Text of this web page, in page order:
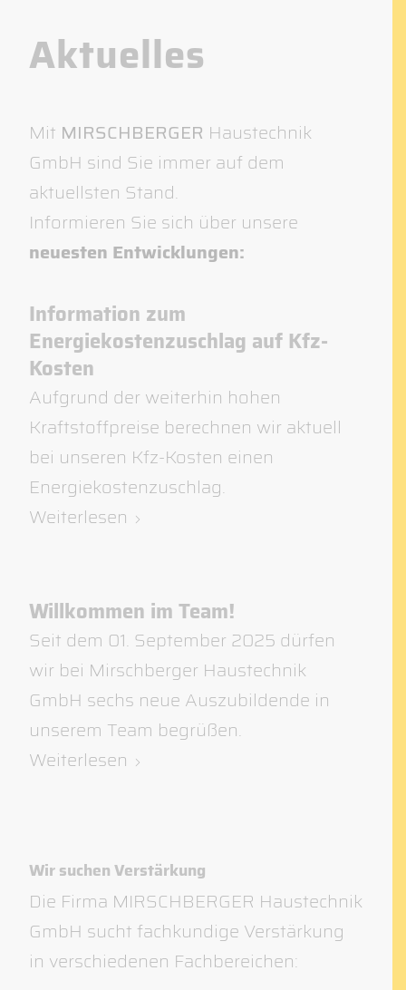
Aktuelles
Mit MIRSCHBERGER Haustechnik
GmbH sind Sie immer auf dem
aktuellsten Stand.
Informieren Sie sich über unsere
neuesten Entwicklungen:
Information zum
Energiekostenzuschlag auf Kfz-
Kosten
Aufgrund der weiterhin hohen
Kraftstoffpreise berechnen wir aktuell
bei unseren Kfz-Kosten einen
Energiekostenzuschlag.
Weiterlesen
Willkommen im Team!
Seit dem 01. September 2025 dürfen
wir bei Mirschberger Haustechnik
GmbH sechs neue Auszubildende in
unserem Team begrüßen.
Weiterlesen
Wir suchen Verstärkung
Die Firma MIRSCHBERGER Haustechnik
GmbH sucht fachkundige Verstärkung
in verschiedenen Fachbereichen: